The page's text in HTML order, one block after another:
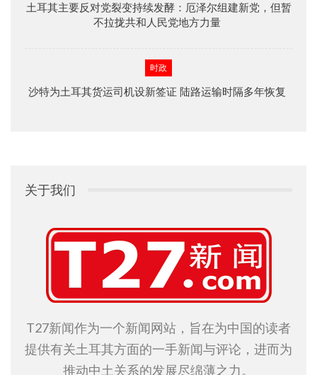
土耳其主要反对党裂变持续发酵：厄泽尔组建新党，但暂
不拉拢共和人民党地方力量
时政
沙特为土耳其货运司机设新签证 陆路运输时隔多年恢复
关于我们
T27新闻作为一个新闻网站，旨在为中国的读者
提供有关土耳其方面的一手新闻与评论，进而为
推动中土关系的发展尽绵薄之力。